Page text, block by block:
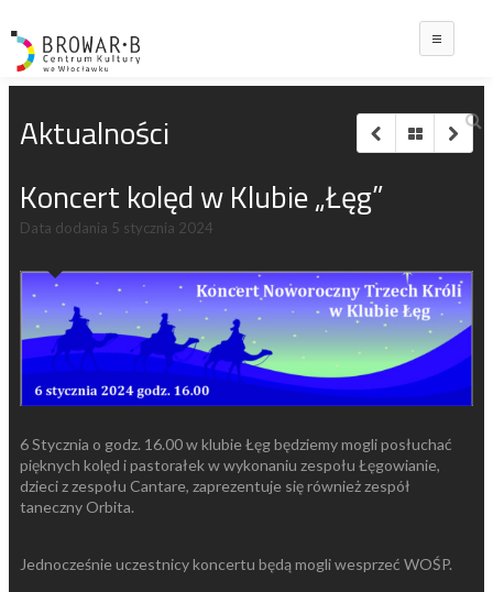
Aktualności
Koncert kolęd w Klubie „Łęg”
Data dodania 5 stycznia 2024
6 Stycznia o godz. 16.00 w klubie Łęg będziemy mogli posłuchać
pięknych kolęd i pastorałek w wykonaniu zespołu Łęgowianie,
dzieci z zespołu Cantare, zaprezentuje się również zespół
taneczny Orbita.
Jednocześnie uczestnicy koncertu będą mogli wesprzeć WOŚP.